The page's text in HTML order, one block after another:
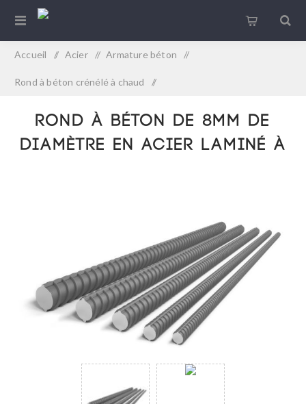
Accueil / Acier / Armature béton /
Rond à béton crénélé à chaud /
Rond à béton de 8mm de diamètre en acier laminé à chaud
Rond à béton de 8mm de
diamètre en acier laminé à